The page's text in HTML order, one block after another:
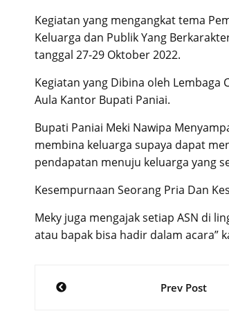
Kegiatan yang mengangkat tema
Keluarga dan Publik Yang
tanggal 27-29 Oktober 2022.
Kegiatan yang Dibina oleh Lembaga
Aula Kantor Bupati Paniai.
Bupati Paniai Meki Nawipa
membina keluarga supaya dapat
pendapatan menuju keluarga yang
Kesempurnaan Seorang Pria Dan
Meky juga mengajak setiap ASN di
atau bapak bisa hadir dalam acara”
Post
Prev Post